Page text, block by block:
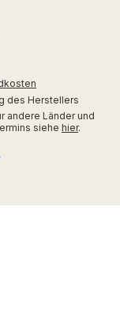
des Herstellers
andere Länder und
siehe hier.